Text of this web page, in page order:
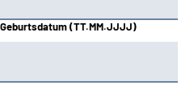
(TT.MM.JJJJ)